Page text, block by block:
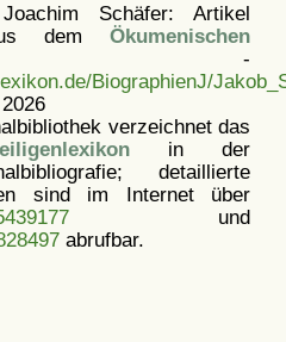
Schäfer: Artikel
dem Ökumenischen
BiographienJ/
verzeichnet das
in der
detaillierte
sind im Internet über
und
abrufbar.